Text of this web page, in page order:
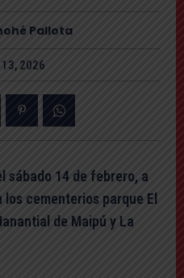
Pallota
2026
sábado 14 de febrero, a
cementerios parque El
de Maipú y La